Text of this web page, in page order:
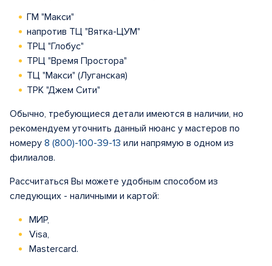
ГМ "Макси"
напротив ТЦ "Вятка-ЦУМ"
ТРЦ "Глобус"
ТРЦ "Время Простора"
ТЦ "Макси" (Луганская)
ТРК "Джем Сити"
Обычно, требующиеся детали имеются в наличии, но
рекомендуем уточнить данный нюанс у мастеров по
номеру 8 (800)-100-39-13 или напрямую в одном из
филиалов.
Рассчитаться Вы можете удобным способом из
следующих - наличными и картой:
МИР,
Visa,
Mastercard.